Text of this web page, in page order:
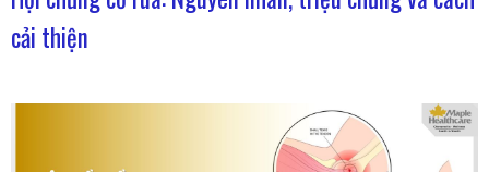
cải thiện